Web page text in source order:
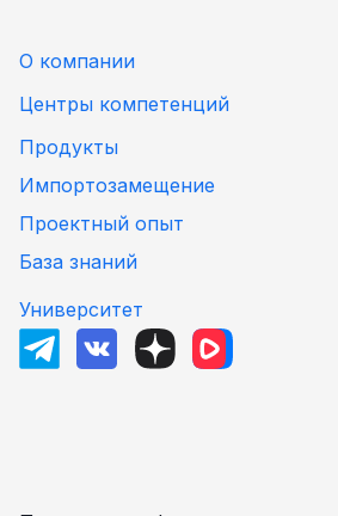
О компании
Центры компетенций
Продукты
Импортозамещение
Проектный опыт
База знаний
Университет